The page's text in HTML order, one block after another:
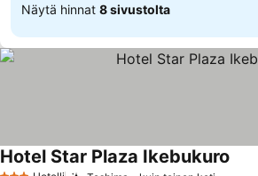
Näytä hinnat 8 sivustolta
Hotel Star Plaza Ikebukuro